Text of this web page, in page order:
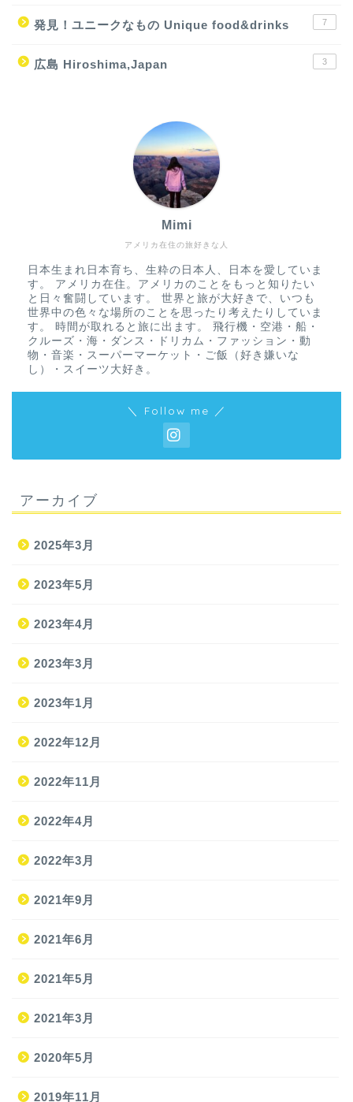
発見！ユニークなもの Unique food&drinks 7
広島 Hiroshima,Japan 3
アメリカ在住の旅好きな人
Mimi
日本生まれ日本育ち、生粋の日本人、日本を愛していま
す。 アメリカ在住。アメリカのことをもっと知りたい
と日々奮闘しています。 世界と旅が大好きで、いつも
世界中の色々な場所のことを思ったり考えたりしていま
す。 時間が取れると旅に出ます。 飛行機・空港・船・
クルーズ・海・ダンス・ドリカム・ファッション・動
物・音楽・スーパーマーケット・ご飯（好き嫌いな
し）・スイーツ大好き。
＼ Follow me ／
アーカイブ
2025年3月
2023年5月
2023年4月
2023年3月
2023年1月
2022年12月
2022年11月
2022年4月
2022年3月
2021年9月
2021年6月
2021年5月
2021年3月
2020年5月
2019年11月